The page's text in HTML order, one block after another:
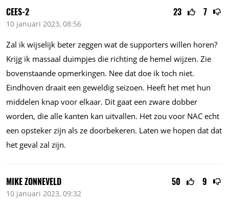
23 7
CEES-2
10 januari 2023, 08:56
Zal ik wijselijk beter zeggen wat de supporters willen horen?
Krijg ik massaal duimpjes die richting de hemel wijzen. Zie
bovenstaande opmerkingen. Nee dat doe ik toch niet.
Eindhoven draait een geweldig seizoen. Heeft het met hun
middelen knap voor elkaar. Dit gaat een zware dobber
worden, die alle kanten kan uitvallen. Het zou voor NAC echt
een opsteker zijn als ze doorbekeren. Laten we hopen dat dat
het geval zal zijn.
50 9
MIKE ZONNEVELD
10 januari 2023, 09:32